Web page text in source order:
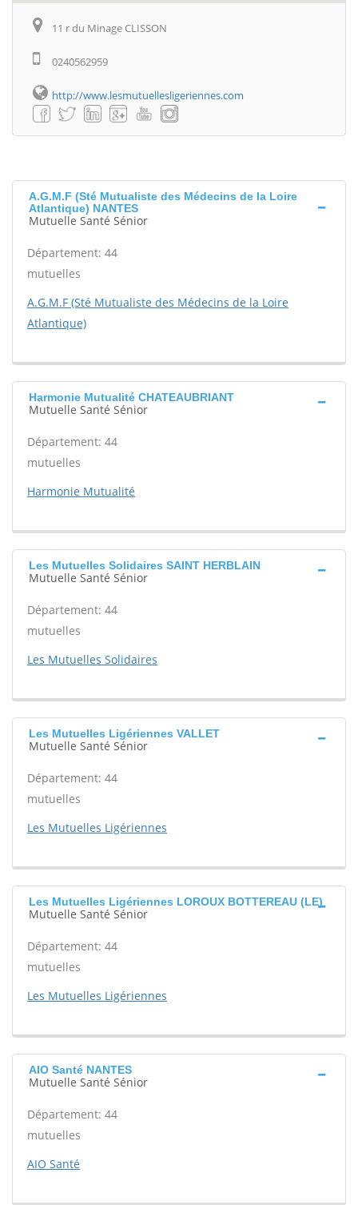
11 r du Minage CLISSON
0240562959
http://www.lesmutuellesligeriennes.com
A.G.M.F (Sté Mutualiste des Médecins de la Loire
Atlantique) NANTES
Mutuelle Santé Sénior
Département: 44
mutuelles
A.G.M.F (Sté Mutualiste des Médecins de la Loire
Atlantique)
Harmonie Mutualité CHATEAUBRIANT
Mutuelle Santé Sénior
Département: 44
mutuelles
Harmonie Mutualité
Les Mutuelles Solidaires SAINT HERBLAIN
Mutuelle Santé Sénior
Département: 44
mutuelles
Les Mutuelles Solidaires
Les Mutuelles Ligériennes VALLET
Mutuelle Santé Sénior
Département: 44
mutuelles
Les Mutuelles Ligériennes
Les Mutuelles Ligériennes LOROUX BOTTEREAU (LE)
Mutuelle Santé Sénior
Département: 44
mutuelles
Les Mutuelles Ligériennes
AIO Santé NANTES
Mutuelle Santé Sénior
Département: 44
mutuelles
AIO Santé